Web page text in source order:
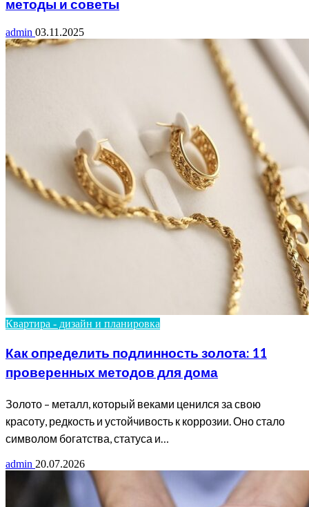
методы и советы
admin 03.11.2025
Квартира - дизайн и планировка
Как определить подлинность золота: 11
проверенных методов для дома
Золото – металл, который веками ценился за свою
красоту, редкость и устойчивость к коррозии. Оно стало
символом богатства, статуса и…
admin 20.07.2026